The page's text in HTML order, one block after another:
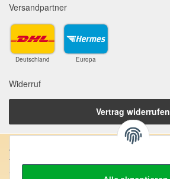
Versandpartner
Deutschland Europa
Widerruf
Vertrag widerrufen
Anschrift:
SteinZeitOase